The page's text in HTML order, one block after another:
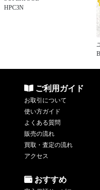
HPC3N
ご利用ガイド
お取引について
使い方ガイド
よくある質問
販売の流れ
買取・査定の流れ
アクセス
おすすめ